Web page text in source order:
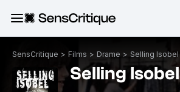
SensCritique > Films > Drame > Selling Isobel
Selling Isobel